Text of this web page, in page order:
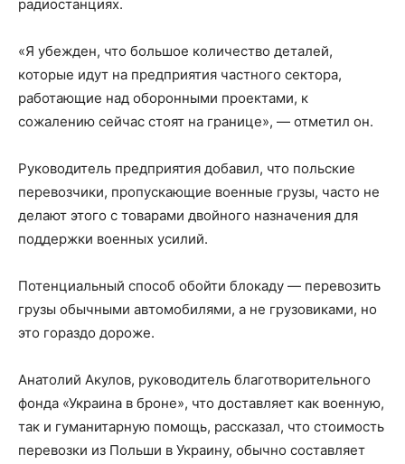
радиостанциях.
«Я убежден, что большое количество деталей,
которые идут на предприятия частного сектора,
работающие над оборонными проектами, к
сожалению сейчас стоят на границе», — отметил он.
Руководитель предприятия добавил, что польские
перевозчики, пропускающие военные грузы, часто не
делают этого с товарами двойного назначения для
поддержки военных усилий.
Потенциальный способ обойти блокаду — перевозить
грузы обычными автомобилями, а не грузовиками, но
это гораздо дороже.
Анатолий Акулов, руководитель благотворительного
фонда «Украина в броне», что доставляет как военную,
так и гуманитарную помощь, рассказал, что стоимость
перевозки из Польши в Украину, обычно составляет